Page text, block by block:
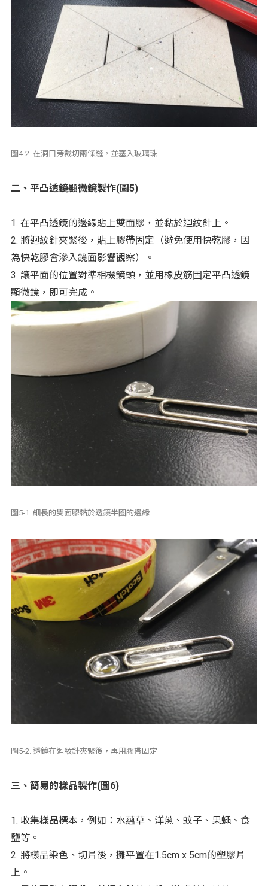
圖4-2. 在洞口旁裁切兩條縫，並塞入玻璃珠
二、平凸透鏡顯微鏡製作(圖5)
1. 在平凸透鏡的邊緣貼上雙面膠，並黏於迴紋針上。
2. 將迴紋針夾緊後，貼上膠帶固定（避免使用快乾膠，因
為快乾膠會滲入鏡面影響觀察）。
3. 讓平面的位置對準相機鏡頭，並用橡皮筋固定平凸透鏡
顯微鏡，即可完成。
圖5-1. 細長的雙面膠黏於透鏡半圈的邊緣
圖5-2. 透鏡在迴紋針夾緊後，再用膠帶固定
三、簡易的樣品製作(圖6)
1. 收集樣品標本，例如：水蘊草、洋蔥、蚊子、果蠅、食
鹽等。
2. 將樣品染色、切片後，攤平置在1.5cm x 5cm的塑膠片
上。